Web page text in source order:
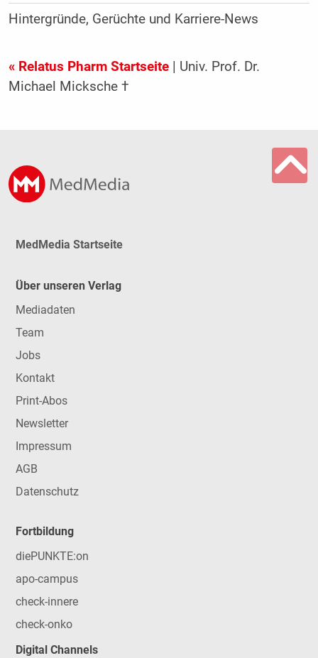
Hintergründe, Gerüchte und Karriere-News
« Relatus Pharm Startseite| Univ. Prof. Dr.
Michael Micksche †
MedMedia Startseite
Über unseren Verlag
Mediadaten
Team
Jobs
Kontakt
Print-Abos
Newsletter
Impressum
AGB
Datenschutz
Fortbildung
diePUNKTE:on
apo-campus
check-innere
check-onko
Digital Channels